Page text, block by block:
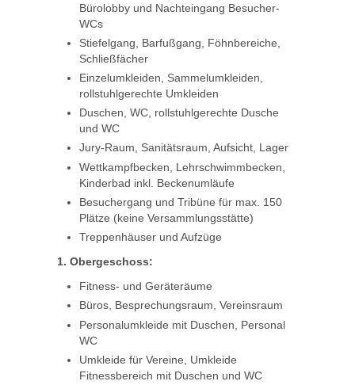
Bürolobby und Nachteingang Besucher-
WCs
Stiefelgang, Barfußgang, Föhnbereiche,
Schließfächer
Einzelumkleiden, Sammelumkleiden,
rollstuhlgerechte Umkleiden
Duschen, WC, rollstuhlgerechte Dusche
und WC
Jury-Raum, Sanitätsraum, Aufsicht, Lager
Wettkampfbecken, Lehrschwimmbecken,
Kinderbad inkl. Beckenumläufe
Besuchergang und Tribüne für max. 150
Plätze (keine Versammlungsstätte)
Treppenhäuser und Aufzüge
1. Obergeschoss:
Fitness- und Geräteräume
Büros, Besprechungsraum, Vereinsraum
Personalumkleide mit Duschen, Personal
WC
Umkleide für Vereine, Umkleide
Fitnessbereich mit Duschen und WC